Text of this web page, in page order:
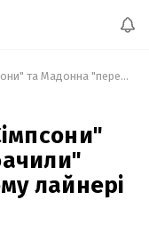
Моторошний збіг: "Сімпсони" та Мадонна "передбачили" трагедію на круїзному лайнері
лайнері